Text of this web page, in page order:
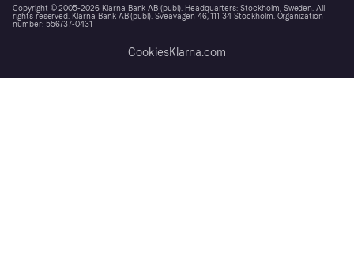
Copyright © 2005-2026 Klarna Bank AB (publ). Headquarters: Stockholm, Sweden. All
rights reserved. Klarna Bank AB (publ). Sveavägen 46, 111 34 Stockholm. Organization
number: 556737-0431
CookiesKlarna.com